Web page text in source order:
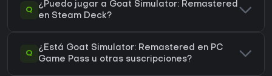
Q
¿Puedo jugar a Goat Simulator: Remastered
en Steam Deck?
Q
¿Está Goat Simulator: Remastered en PC
Game Pass u otras suscripciones?